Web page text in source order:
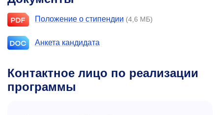
Положение о стипендии (4,6 МБ)
Анкета кандидата
Контактное лицо по реализации
программы